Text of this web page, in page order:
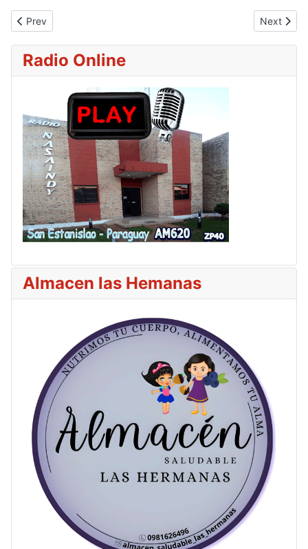
Previous article: La inflación interanual a mayo es de 3,6% y el
Prev Next
Next
Radio Online
Almacen las Hemanas